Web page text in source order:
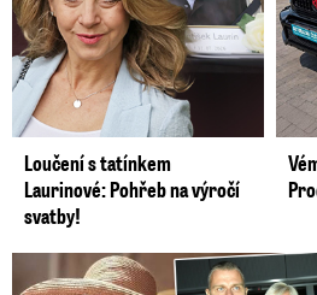
Loučení s tatínkem
Laurinové: Pohřeb na výročí
svatby!
Tohle tělo nahradilo Belo: Nová